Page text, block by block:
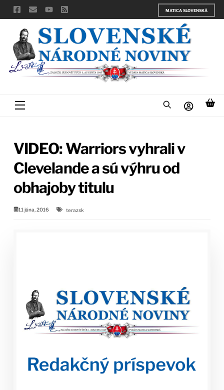
Skip
to
content
MATICA SLOVENSKÁ
Menu
VIDEO: Warriors vyhrali v
Clevelande a sú výhru od
obhajoby titulu
11 júna, 2016 terazsk